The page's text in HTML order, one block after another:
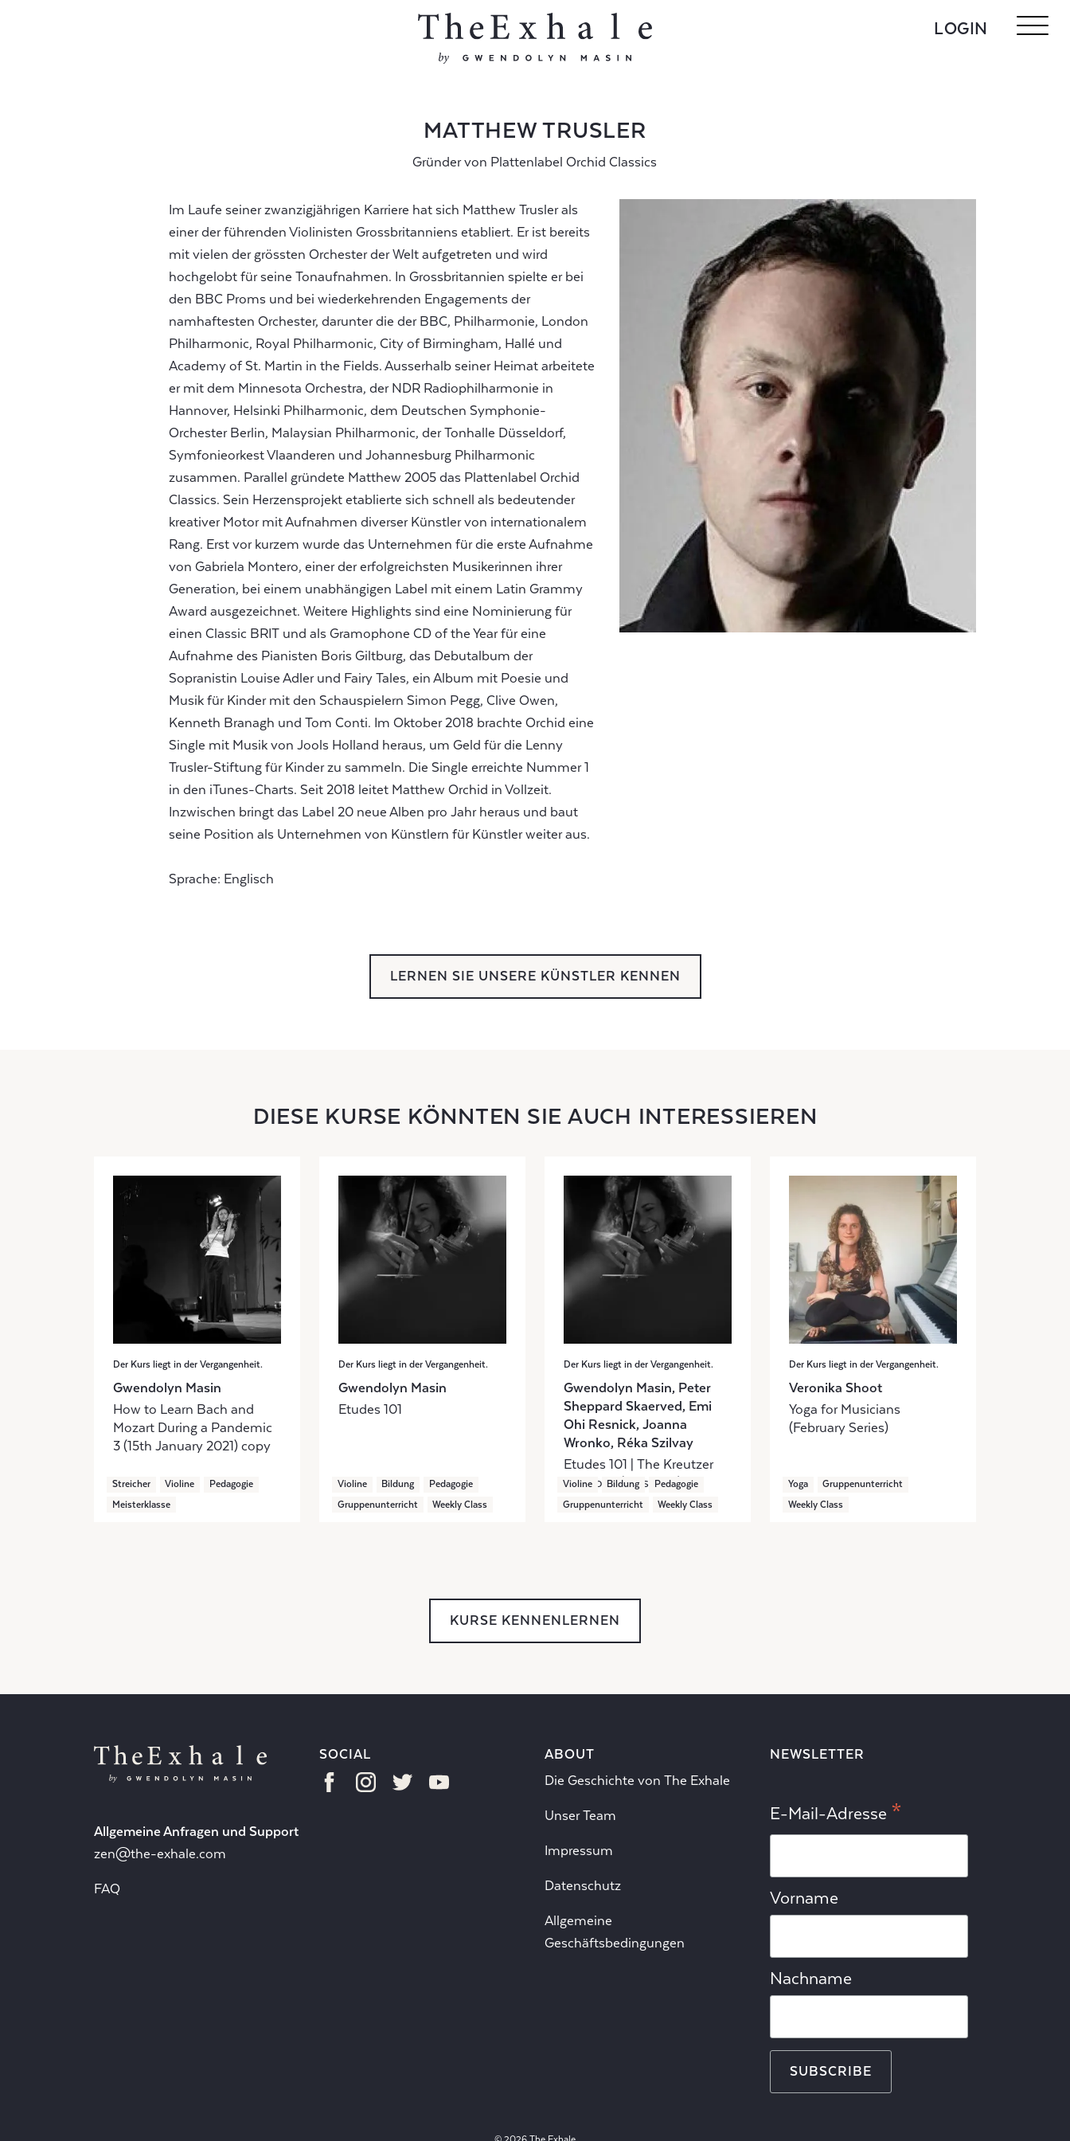
LOGIN
MATTHEW TRUSLER
Gründer von Plattenlabel Orchid Classics
Im Laufe seiner zwanzigjährigen Karriere hat sich Matthew Trusler als
einer der führenden Violinisten Grossbritanniens etabliert. Er ist bereits
mit vielen der grössten Orchester der Welt aufgetreten und wird
hochgelobt für seine Tonaufnahmen. In Grossbritannien spielte er bei
den BBC Proms und bei wiederkehrenden Engagements der
namhaftesten Orchester, darunter die der BBC, Philharmonie, London
Philharmonic, Royal Philharmonic, City of Birmingham, Hallé und
Academy of St. Martin in the Fields. Ausserhalb seiner Heimat arbeitete
er mit dem Minnesota Orchestra, der NDR Radiophilharmonie in
Hannover, Helsinki Philharmonic, dem Deutschen Symphonie-
Orchester Berlin, Malaysian Philharmonic, der Tonhalle Düsseldorf,
Symfonieorkest Vlaanderen und Johannesburg Philharmonic
zusammen. Parallel gründete Matthew 2005 das Plattenlabel Orchid
Classics. Sein Herzensprojekt etablierte sich schnell als bedeutender
kreativer Motor mit Aufnahmen diverser Künstler von internationalem
Rang. Erst vor kurzem wurde das Unternehmen für die erste Aufnahme
von Gabriela Montero, einer der erfolgreichsten Musikerinnen ihrer
Generation, bei einem unabhängigen Label mit einem Latin Grammy
Award ausgezeichnet. Weitere Highlights sind eine Nominierung für
einen Classic BRIT und als Gramophone CD of the Year für eine
Aufnahme des Pianisten Boris Giltburg, das Debutalbum der
Sopranistin Louise Adler und Fairy Tales, ein Album mit Poesie und
Musik für Kinder mit den Schauspielern Simon Pegg, Clive Owen,
Kenneth Branagh und Tom Conti. Im Oktober 2018 brachte Orchid eine
Single mit Musik von Jools Holland heraus, um Geld für die Lenny
Trusler-Stiftung für Kinder zu sammeln. Die Single erreichte Nummer 1
in den iTunes-Charts. Seit 2018 leitet Matthew Orchid in Vollzeit.
Inzwischen bringt das Label 20 neue Alben pro Jahr heraus und baut
seine Position als Unternehmen von Künstlern für Künstler weiter aus.
Sprache: Englisch
LERNEN SIE UNSERE KÜNSTLER KENNEN
DIESE KURSE KÖNNTEN SIE AUCH INTERESSIEREN
Der Kurs liegt in der Vergangenheit.
Gwendolyn Masin
How to Learn Bach and
Mozart During a Pandemic
3 (15th January 2021) copy
Streicher Violine
Pedagogie
Meisterklasse
Der Kurs liegt in der Vergangenheit.
Gwendolyn Masin
Etudes 101
Violine Bildung
Pedagogie
Gruppenunterricht
Weekly Class
Der Kurs liegt in der Vergangenheit.
Gwendolyn Masin, Peter
Sheppard Skaerved, Emi
Ohi Resnick, Joanna
Wronko, Réka Szilvay
Etudes 101 | The Kreutzer
Sessions (Nos 9-12)
Violine Bildung
Pedagogie
Gruppenunterricht
Weekly Class
Der Kurs liegt in der Vergangenheit.
Veronika Shoot
Yoga for Musicians
(February Series)
Yoga
Gruppenunterricht
Weekly Class
KURSE KENNENLERNEN
Allgemeine Anfragen und Support
zen@the-exhale.com
FAQ
SOCIAL
ABOUT
Die Geschichte von The Exhale
Unser Team
Impressum
Datenschutz
Allgemeine
Geschäftsbedingungen
NEWSLETTER
E-Mail-Adresse *
Vorname
Nachname